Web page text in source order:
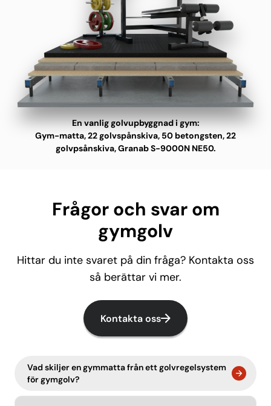
En vanlig golvupbyggnad i gym:
Gym-matta, 22 golvspånskiva, 50 betongsten, 22
golvpsånskiva, Granab S-9000N NE50.
Frågor och svar om
gymgolv
Hittar du inte svaret på din fråga? Kontakta oss
så berättar vi mer.
Kontakta oss
Vad skiljer en gymmatta från ett golvregelsystem
för gymgolv?